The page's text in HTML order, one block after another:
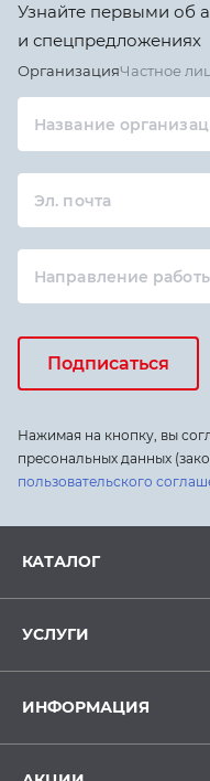
Узнайте первыми об
и спецпредложениях
ОрганизацияЧастное
Название
Эл. почта
Направление
Подписаться
Нажимая на кнопку, вы
пресональных данных
пользовательского
КАТАЛОГ
УСЛУГИ
ИНФОРМАЦИЯ